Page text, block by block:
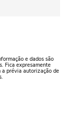
e dados são
Fica expresamente
a prévia autorização de